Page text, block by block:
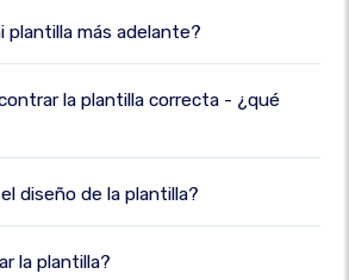
plantilla más adelante?
la plantilla correcta - ¿qué
diseño de la plantilla?
la plantilla?